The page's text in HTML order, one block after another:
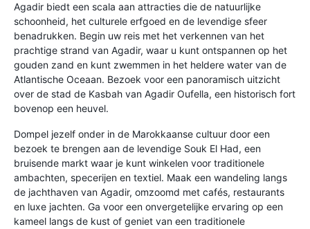
Agadir biedt een scala aan attracties die de natuurlijke
schoonheid, het culturele erfgoed en de levendige sfeer
benadrukken. Begin uw reis met het verkennen van het
prachtige strand van Agadir, waar u kunt ontspannen op het
gouden zand en kunt zwemmen in het heldere water van de
Atlantische Oceaan. Bezoek voor een panoramisch uitzicht
over de stad de Kasbah van Agadir Oufella, een historisch fort
bovenop een heuvel.
Dompel jezelf onder in de Marokkaanse cultuur door een
bezoek te brengen aan de levendige Souk El Had, een
bruisende markt waar je kunt winkelen voor traditionele
ambachten, specerijen en textiel. Maak een wandeling langs
de jachthaven van Agadir, omzoomd met cafés, restaurants
en luxe jachten. Ga voor een onvergetelijke ervaring op een
kameel langs de kust of geniet van een traditionele